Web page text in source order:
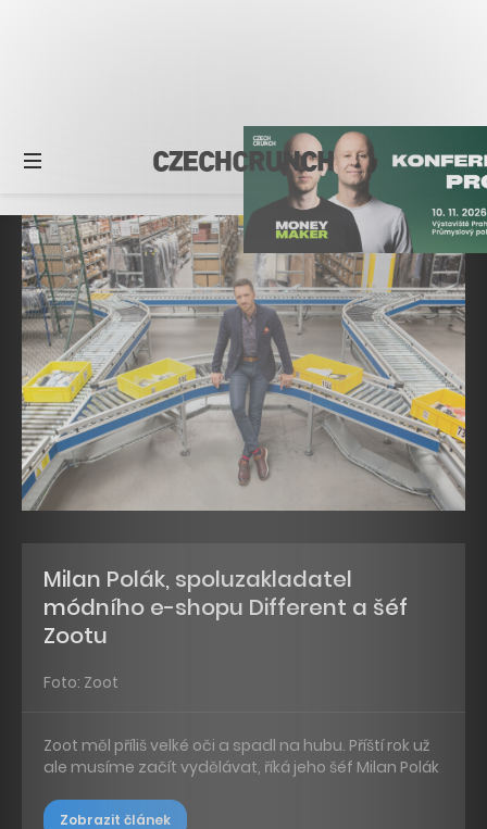
Milan Polák, spoluzakladatel
módního e-shopu Different a šéf
Zootu
Foto: Zoot
Zoot měl příliš velké oči a spadl na hubu. Příští rok už
ale musíme začít vydělávat, říká jeho šéf Milan Polák
Zobrazit článek